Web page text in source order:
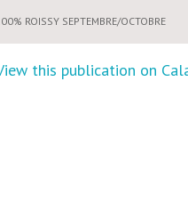
ROISSY SEPTEMBRE/OCTOBRE
this publication on